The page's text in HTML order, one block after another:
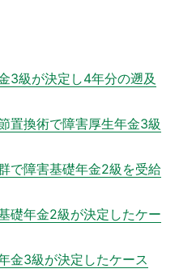
3級が決定し4年分の遡及
置換術で障害厚生年金3級
で障害基礎年金2級を受給
礎年金2級が決定したケー
金3級が決定したケース